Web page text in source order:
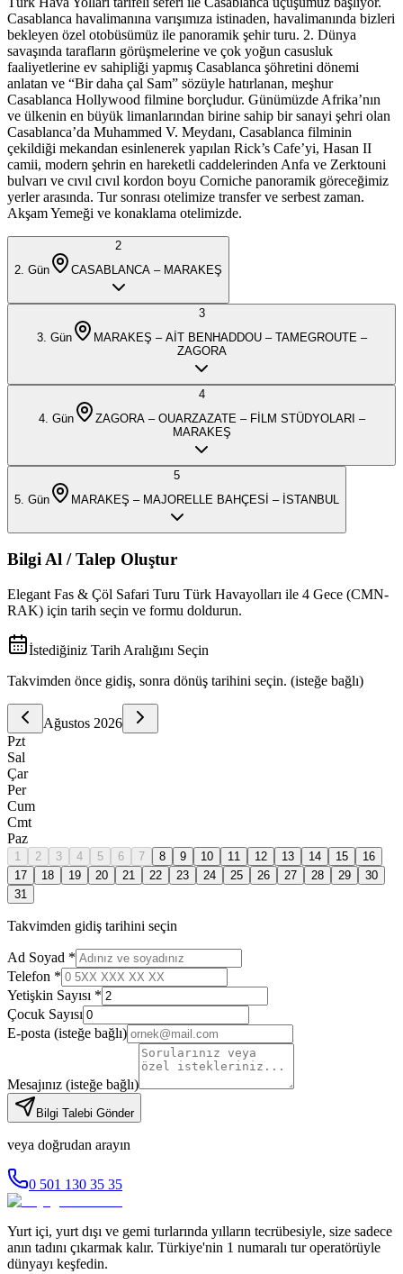
Casablanca havalimanına varışımıza istinaden, havalimanında bizleri
bekleyen özel otobüsümüz ile panoramik şehir turu. 2. Dünya
savaşında tarafların görüşmelerine ve çok yoğun casusluk
faaliyetlerine ev sahipliği yapmış Casablanca şöhretini dönemi
anlatan ve “Bir daha çal Sam” sözüyle hatırlanan, meşhur
Casablanca Hollywood filmine borçludur. Günümüzde Afrika’nın
ve ülkenin en büyük limanlarından birine sahip bir sanayi şehri olan
Casablanca’da Muhammed V. Meydanı, Casablanca filminin
çekildiği mekandan esinlenerek yapılan Rick’s Cafe’yi, Hasan II
camii, modern şehrin en hareketli caddelerinden Anfa ve Zerktouni
bulvarı ve cıvıl cıvıl kordon boyu Corniche panoramik göreceğimiz
yerler arasında. Tur sonrası otelimize transfer ve serbest zaman.
Akşam Yemeği ve konaklama otelimizde.
2
2 . Gün CASABLANCA – MARAKEŞ
3
3. Gün
MARAKEŞ – AİT BENHADDOU – TAMEGROUTE –
ZAGORA
4
4. Gün
ZAGORA – OUARZAZATE – FİLM STÜDYOLARI –
MARAKEŞ
5
5 . Gün MARAKEŞ – MAJORELLE BAHÇESİ – İSTANBUL
Bilgi Al / Talep Oluştur
Elegant Fas & Çöl Safari Turu Türk Havayolları ile 4 Gece (CMN-
RAK) için tarih seçin ve formu doldurun.
İstediğiniz Tarih Aralığını Seçin
Takvimden önce gidiş, sonra dönüş tarihini seçin. (isteğe bağlı)
Ağustos 2026
Pzt
Sal
Çar
Per
Cum
Cmt
Paz
1 2 3 4 5 6 7 8 9 10 11 12 13 14 15
16
17
18 19 20 21 22 23 24 25 26 27 28 29
30
31
Takvimden gidiş tarihini seçin
Ad Soyad *
Telefon *
Yetişkin Sayısı *
Çocuk Sayısı
E-posta (isteğe bağlı)
Mesajınız (isteğe bağlı)
Bilgi Talebi Gönder
veya doğrudan arayın
0 501 130 35 35
Yurt içi, yurt dışı ve gemi turlarında yılların tecrübesiyle, size sadece
anın tadını çıkarmak kalır. Türkiye'nin 1 numaralı tur operatörüyle
dünyayı keşfedin.